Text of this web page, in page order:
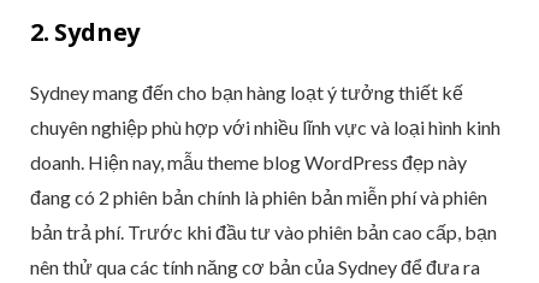
2. Sydney
Sydney mang đến cho bạn hàng loạt ý tưởng thiết kế
chuyên nghiệp phù hợp với nhiều lĩnh vực và loại hình kinh
doanh. Hiện nay, mẫu theme blog WordPress đẹp này
đang có 2 phiên bản chính là phiên bản miễn phí và phiên
bản trả phí. Trước khi đầu tư vào phiên bản cao cấp, bạn
nên thử qua các tính năng cơ bản của Sydney để đưa ra